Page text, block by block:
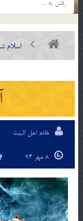
اسلام
خادم اهل البیت